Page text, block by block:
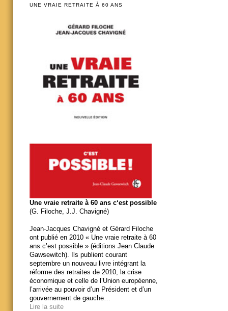
UNE VRAIE RETRAITE À 60 ANS
Une vraie retraite à 60 ans c‘est possible
(G. Filoche, J.J. Chavigné)
Jean-Jacques Chavigné et Gérard Filoche
ont publié en 2010 « Une vraie retraite à 60
ans c’est possible » (éditions Jean Claude
Gawsewitch). Ils publient courant
septembre un nouveau livre intégrant la
réforme des retraites de 2010, la crise
économique et celle de l’Union européenne,
l’arrivée au pouvoir d’un Président et d’un
gouvernement de gauche…
Lire la suite